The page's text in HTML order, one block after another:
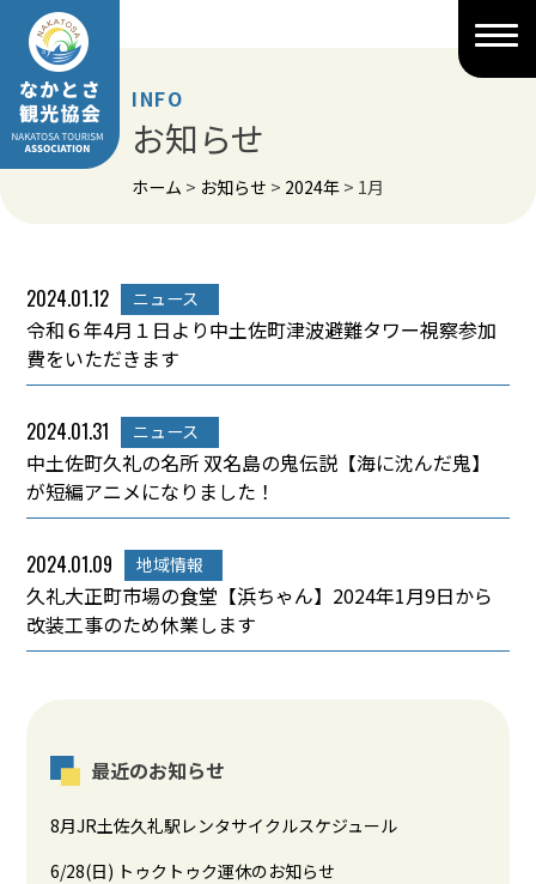
Skip
content
INFO
お知らせ
ホーム > お知らせ > 2024年 > 1月
2024.01.12 ニュース
令和６年4月１日より中土佐町津波避難タワー視察参加
費をいただきます
2024.01.31 ニュース
中土佐町久礼の名所 双名島の鬼伝説【海に沈んだ鬼】
が短編アニメになりました！
2024.01.09 地域情報
久礼大正町市場の食堂【浜ちゃん】2024年1月9日から
改装工事のため休業します
最近のお知らせ
8月JR土佐久礼駅レンタサイクルスケジュール
6/28(日) トゥクトゥク運休のお知らせ